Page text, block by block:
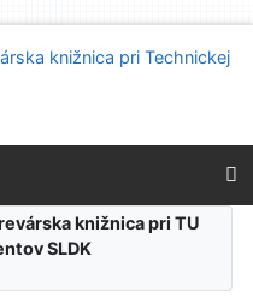
knižnica pri TU
SLDK